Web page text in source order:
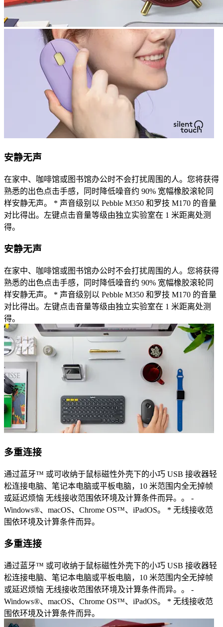
安静无声
在家中、咖啡馆或图书馆办公时不会打扰周围的人。您将获得
熟悉的出色点击手感，同时降低噪音约 90% 宽幅橡胶滚轮同
样安静无声。 * 声音级别以 Pebble M350 和罗技 M170 的音量
对比得出。左键点击音量等级由独立实验室在 1 米距离处测
得。
安静无声
在家中、咖啡馆或图书馆办公时不会打扰周围的人。您将获得
熟悉的出色点击手感，同时降低噪音约 90% 宽幅橡胶滚轮同
样安静无声。 * 声音级别以 Pebble M350 和罗技 M170 的音量
对比得出。左键点击音量等级由独立实验室在 1 米距离处测
得。
多重连接
通过蓝牙™ 或可收纳于鼠标磁性外壳下的小巧 USB 接收器轻
松连接电脑、笔记本电脑或平板电脑，10 米范围内全无掉帧
或延迟烦恼 无线接收范围依环境及计算条件而异。。 -
Windows®、macOS、Chrome OS™、iPadOS。 * 无线接收范
围依环境及计算条件而异。
多重连接
通过蓝牙™ 或可收纳于鼠标磁性外壳下的小巧 USB 接收器轻
松连接电脑、笔记本电脑或平板电脑，10 米范围内全无掉帧
或延迟烦恼 无线接收范围依环境及计算条件而异。。 -
Windows®、macOS、Chrome OS™、iPadOS。 * 无线接收范
围依环境及计算条件而异。